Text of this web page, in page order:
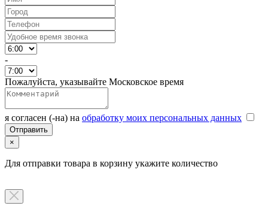
-
Пожалуйста, указывайте Московское время
я согласен (-на) на обработку моих персональных данных
×
Для отправки товара в корзину укажите количество